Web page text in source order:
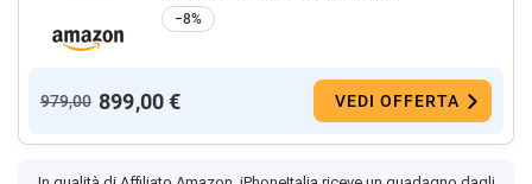
−8%
979,00 899,00 € VEDI OFFERTA